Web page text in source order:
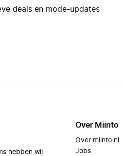
deals en mode-updates
hebben wij
Over Miinto
Over miinto.nl
Jobs